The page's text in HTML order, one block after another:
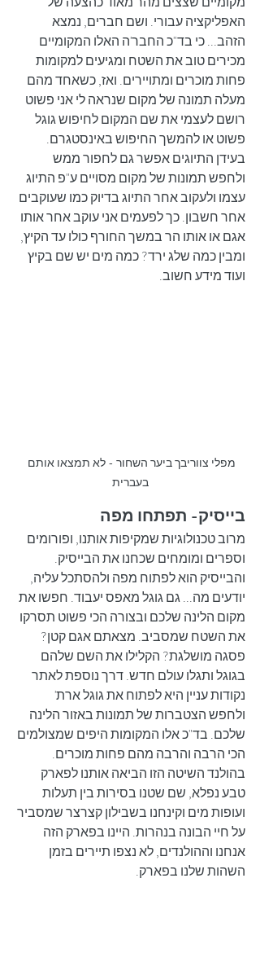
האפליקציה עבורי. ושם חברים, נמצא
הזהב... כי בד"כ החבר'ה האלו המקומיים
מכירים טוב את השטח ומגיעים למקומות
פחות מוכרים ומתויירים. ואז, כשאחד מהם
מעלה תמונה של מקום שנראה לי אני פשוט
רושם לעצמי את שם המקום לחיפוש גוגל
פשוט או להמשך החיפוש באינסטגרם.
בעידן התיוגים אפשר גם לחפור ממש
ולחפש תמונות של מקום מסויים ע"פ התיוג
עצמו ולעקוב אחר התיוג בדיוק כמו שעוקבים
אחר חשבון. כך לפעמים אני עוקב אחר אותו
אגם או אותו הר במשך החורף כולו עד הקיץ,
ומבין כמה שלג ירד? כמה מים יש שם בקיץ
ועוד מידע חשוב.
מפלי צווריבך ביער השחור - לא תמצאו אותם
בעברית
בייסיק- תפתחו מפה
מרוב טכנולוגיות שמקיפות אותנו, ופורומים
וספרים ומומחים שכחנו את הבייסיק.
והבייסיק הוא לפתוח מפה ולהסתכל עליה,
יודעים מה... גם גוגל מאפס יעבוד. חפשו את
מקום הלינה שלכם ובצורה הכי פשוט תסרקו
את השטח שמסביב. מצאתם אגם קטן?
פסגה מושלגת? הקלילו את השם שלהם
בגוגל ותגלו עולם חדש. דרך נוספת לאתר
נקודות עניין היא לפתוח את גוגל ארת'
ולחפש הצטברות של תמונות באזור הלינה
שלכם. בד"כ אלו המקומות היפים שמצולמים
הכי הרבה והרבה מהם פחות מוכרים.
בהולנד השיטה הזו הביאה אותנו לפארק
טבע נפלא, שם שטנו בסירות בין תעלות
ועופות מים וקינחנו בשבילון קצרצר שמסביר
על חיי הבונה בנהרות. היינו בפארק הזה
אנחנו וההולנדים, לא נצפו תיירים בזמן
השהות שלנו בפארק.